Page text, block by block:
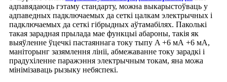
адпавядаюць гэтаму стандарту, можна выкарыстоўваць у
адпаведных падключаемых да сеткі цалкам электрычных і
падключаемых да сеткі гібрыдных аўтамабілях. Паколькі
такая зарадная прылада мае функцыі абароны, такія як
выяўленне ўцечкі пастаяннага току тыпу A +6 мА +6 мА,
маніторынг зазямлення лініі, абмежаванне току зарадкі і
прадухіленне паражэння электрычным токам, яна можа
мінімізаваць рызыку небяспекі.